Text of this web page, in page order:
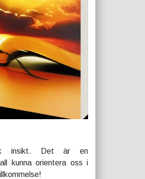
insikt. Det är en
kunna orientera oss i